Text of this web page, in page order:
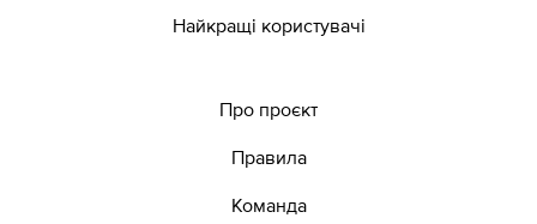
Найкращі користувачі
Про проєкт
Правила
Команда